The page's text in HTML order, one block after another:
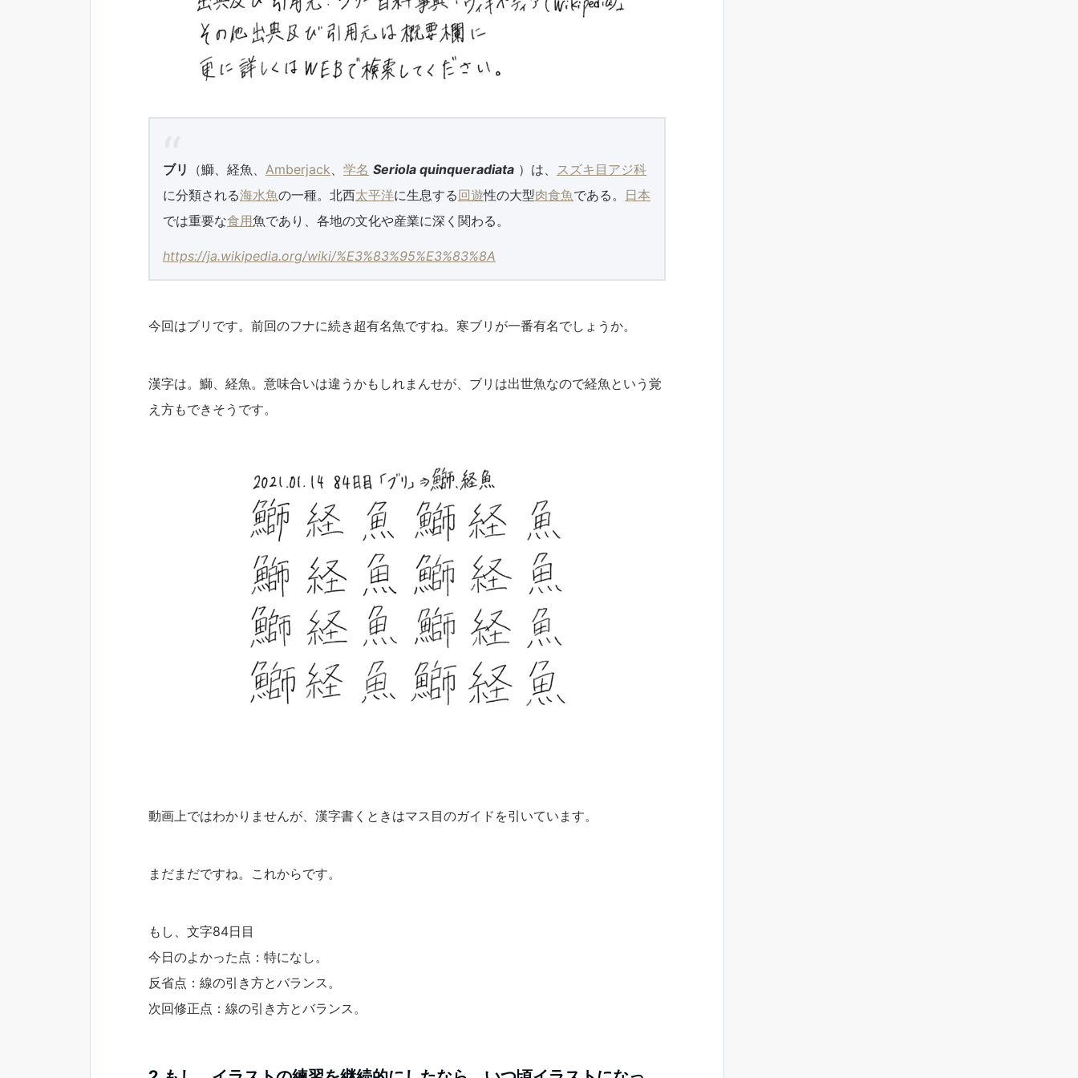
ブリ （鰤、経魚、 Amberjack、 学名 Seriola quinqueradiata ）は、 スズキ目 アジ科
に分類される海水魚の一種。北西太平洋に生息する回遊性の大型肉食魚である。 日本
では重要な食用魚であり、各地の文化や産業に深く関わる。
https://ja.wikipedia.org/wiki/%E3%83%95%E3%83%8A
今回はブリです。前回のフナに続き超有名魚ですね。寒ブリが一番有名でしょうか。
漢字は。鰤、経魚。意味合いは違うかもしれまんせが、ブリは出世魚なので経魚という覚
え方もできそうです。
動画上ではわかりませんが、漢字書くときはマス目のガイドを引いています。
まだまだですね。これからです。
もし、文字84日目
今日のよかった点：特になし。
反省点：線の引き方とバランス。
次回修正点：線の引き方とバランス。